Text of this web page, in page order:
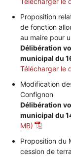
Proposition
de fonction
au maire pour
Délibération
municipal du
Télécharger le
Modification
Confignon
Délibération
municipal du
Proposition du
cession de